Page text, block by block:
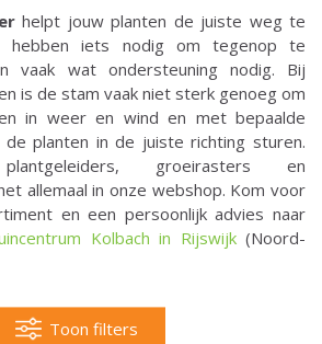
helpt jouw planten de juiste weg te
hebben iets nodig om tegenop te
vaak wat ondersteuning nodig. Bij
is de stam vaak niet sterk genoeg om
in weer en wind en met bepaalde
de planten in de juiste richting sturen.
plantgeleiders, groeirasters en
allemaal in onze webshop. Kom voor
en een persoonlijk advies naar
Kolbach in Rijswijk(Noord-
Toon filters